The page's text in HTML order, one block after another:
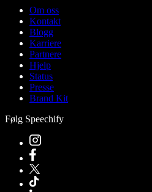
Om oss
Kontakt
Blogg
Karriere
Partnere
Hjelp
Status
Presse
Brand Kit
Følg Speechify